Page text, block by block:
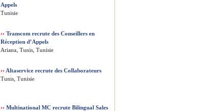
Appels
Tunisie
›› Transcom recrute des Conseillers en
Réception d’Appels
Ariana, Tunis, Tunisie
›› Altaservice recrute des Collaborateurs
Tunis, Tunisie
›› Multinational MC recrute Bilingual Sales